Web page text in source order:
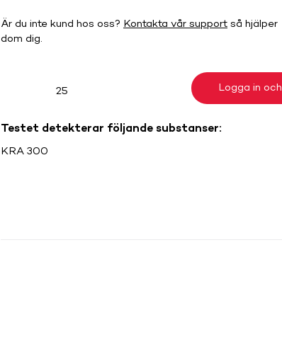
Är du inte kund hos oss? Kontakta vår support så hjälper
dom dig.
25 Logga in
Testet detekterar följande substanser:
KRA 300